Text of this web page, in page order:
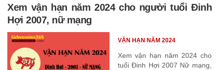
Xem vận hạn năm 2024 cho người tuổi Đinh
Hợi 2007, nữ mạng
Xem vận hạn năm 2024 cho
tuổi Đinh Hợi 2007 Nữ mạng,
VẬN HẠN NĂM 2024